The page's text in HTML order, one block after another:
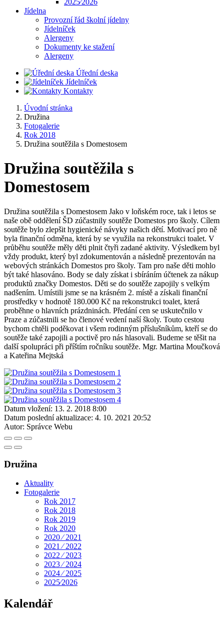
2025⁄2026
Jídelna
Provozní řád školní jídelny
Jídelníček
Alergeny
Dokumenty ke stažení
Alergeny
Úřední deska
Jídelníček
Kontakty
Úvodní stránka
Družina
Fotogalerie
Rok 2018
Družina soutěžila s Domestosem
Družina soutěžila s
Domestosem
Družina soutěžila s Domestosem Jako v loňském roce, tak i letos se
naše obě oddělení ŠD zúčastnily soutěže Domestos pro školy. Cílem
soutěže bylo zlepšit hygienické návyky našich dětí. Motivací pro ně
byla finanční odměna, která by se využila na rekonstrukci toalet. V
průběhu soutěže měly děti plnit čtyři zadané aktivity. Výsledkem byl
vždy produkt, který byl zdokumentován a následně prezentován na
webových stránkách Domestos pro školy. Tam pro naše děti mohlo
být také hlasováno. Body se daly získat i sbíráním účtenek za nákup
produktů značky Domestos. Děti se do soutěže zapojily s velkým
nadšením. Umístili jsme se na krásném 2. místě a získali finanční
prostředky v hodnotě 180.000 Kč na rekonstrukci toalet, která
proběhne o hlavních prázdninách. Předání cen se uskutečnilo v
Praze a zúčastnili se ho členové vedení naší školy. Touto cestou
bychom chtěli poděkovat i všem rodinným příslušníkům, kteří se do
soutěže také zapojili a poctivě pro nás hlasovali. Budeme se těšit na
další spolupráci při příštím ročníku soutěže. Mgr. Martina Moučková
a Kateřina Mejtská
Datum vložení: 13. 2. 2018 8:00
Datum poslední aktualizace: 4. 10. 2021 20:52
Autor: Správce Webu
Družina
Aktuality
Fotogalerie
Rok 2017
Rok 2018
Rok 2019
Rok 2020
2020 ⁄ 2021
2021 ⁄ 2022
2022 ⁄ 2023
2023 ⁄ 2024
2024 ⁄ 2025
2025⁄2026
Kalendář